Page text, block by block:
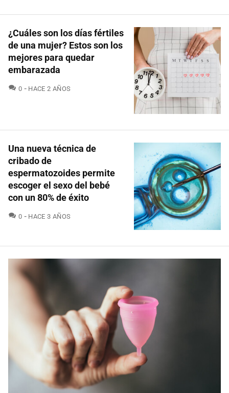
¿Cuáles son los días fértiles
de una mujer? Estos son los
mejores para quedar
embarazada
0 COMENTARIOS
HACE 2 AÑOS
Una nueva técnica de
cribado de
espermatozoides permite
escoger el sexo del bebé
con un 80% de éxito
0 COMENTARIOS
HACE 3 AÑOS